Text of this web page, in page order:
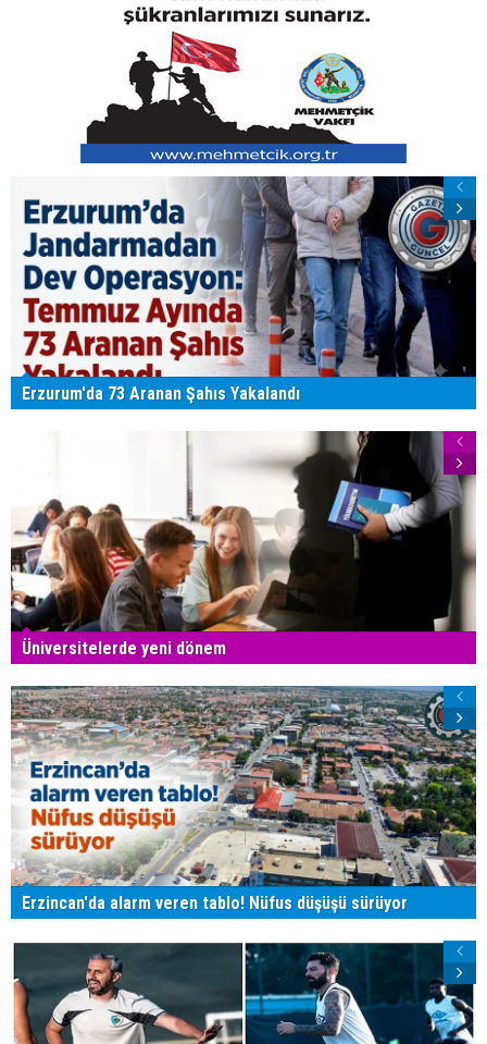
Erzurum'da 73 Aranan Şahıs Yakalandı
Üniversitelerde yeni dönem
Erzincan'da alarm veren tablo! Nüfus düşüşü sürüyor